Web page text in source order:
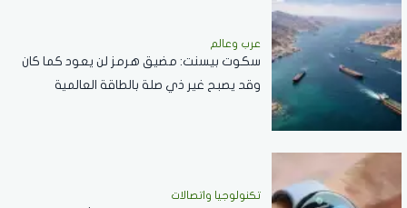
عرب وعالم
سكوت بيسنت: مضيق هرمز لن يعود كما كان
وقد يصبح غير ذي صلة بالطاقة العالمية
تكنولوجيا واتصالات